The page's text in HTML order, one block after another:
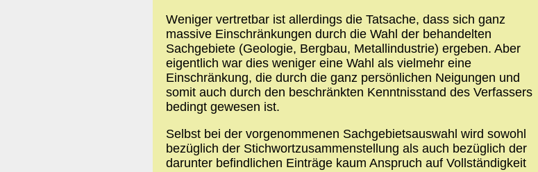
Weniger vertretbar ist allerdings die Tatsache, dass sich ganz
massive Einschränkungen durch die Wahl der behandelten
Sachgebiete (Geologie, Bergbau, Metallindustrie) ergeben. Aber
eigentlich war dies weniger eine Wahl als vielmehr eine
Einschränkung, die durch die ganz persönlichen Neigungen und
somit auch durch den beschränkten Kenntnisstand des Verfassers
bedingt gewesen ist.
Selbst bei der vorgenommenen Sachgebietsauswahl wird sowohl
bezüglich der Stichwortzusammenstellung als auch bezüglich der
darunter befindlichen Einträge kaum Anspruch auf Vollständigkeit